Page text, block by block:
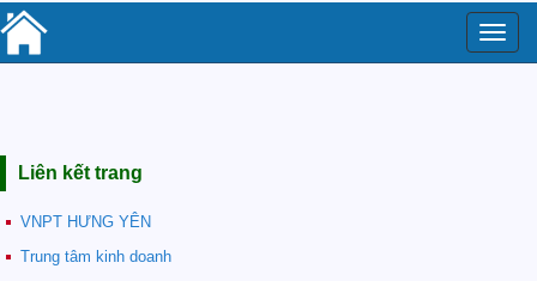
Toggle
Liên kết trang
VNPT HƯNG YÊN
Trung tâm kinh doanh